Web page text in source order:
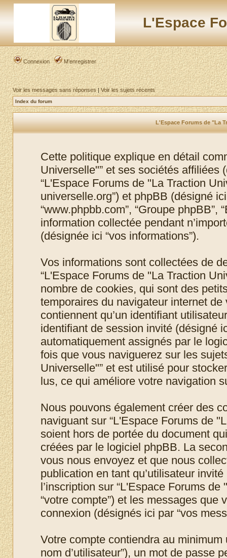
L'Espace
Connexion M’enregistrer
Voir les messages sans réponses|Voir les sujets récents
Index du forum
L'Espace Forums de "La
Cette politique explique en détail
Universelle"” et ses sociétés affiliées
“L'Espace Forums de "La Traction
universelle.org”) et phpBB (désigné ici
“www.phpbb.com”, “Groupe phpBB”,
information collectée pendant
(désignée ici “vos informations”).
Vos informations sont collectées de
“L'Espace Forums de "La Traction
nombre de cookies, qui sont des
temporaires du navigateur internet
contiennent qu’un identifiant
identifiant de session invité (désigné
automatiquement assignés par le
fois que vous naviguerez sur les
Universelle"” et est utilisé pour
lus, ce qui améliore votre navigation
Nous pouvons également créer des
naviguant sur “L'Espace Forums de
soient hors de portée du document
créées par le logiciel phpBB. La
vous nous envoyez et que nous
publication en tant qu’utilisateur
l’inscription sur “L'Espace Forums
“votre compte”) et les messages que
connexion (désignés ici par “vos
Votre compte contiendra au
nom d’utilisateur”), un mot de passe